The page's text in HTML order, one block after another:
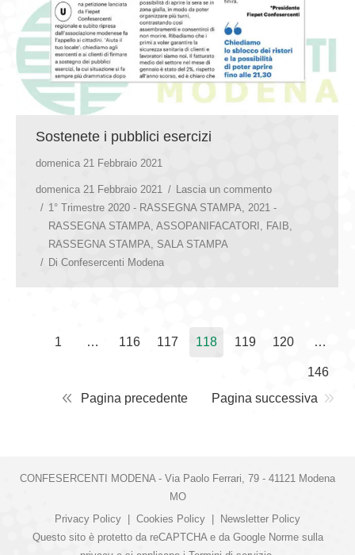
Sostenete i pubblici esercizi
domenica 21 Febbraio 2021
domenica 21 Febbraio 2021
Lascia un commento
1° Trimestre 2020 - RASSEGNA STAMPA
2021 -
RASSEGNA STAMPA ASSOPANIFACATORI FAIB
RASSEGNA STAMPA
SALA STAMPA
Di Confesercenti Modena
1 … 116 117 118 119 120 …
146
Pagina precedente
Pagina successiva
CONFESERCENTI MODENA - Via Paolo Ferrari, 79 - 41121 Modena
MO
Privacy Policy | Cookies Policy | Newsletter Policy
Questo sito è protetto da reCAPTCHA e da Google Norme sulla